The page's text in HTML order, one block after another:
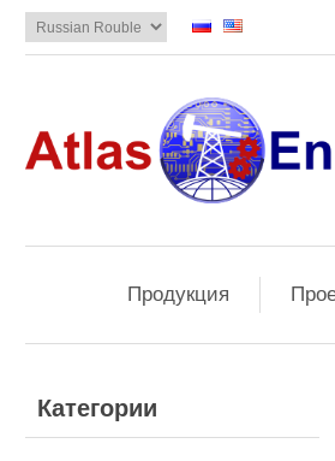
Продукция
Категории